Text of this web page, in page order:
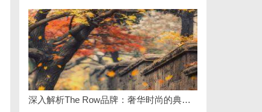
深入解析The Row品牌：奢华时尚的典范与设计哲学